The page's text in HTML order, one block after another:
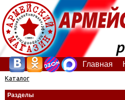
Главная
Каталог
Разделы